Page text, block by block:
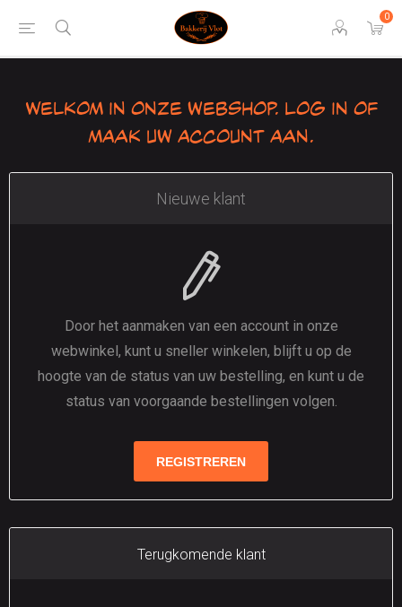
0
Welkom in onze webshop. Log in of
maak uw account aan.
Nieuwe klant
Door het aanmaken van een account in onze
webwinkel, kunt u sneller winkelen, blijft u op de
hoogte van de status van uw bestelling, en kunt u de
status van voorgaande bestellingen volgen.
Terugkomende klant